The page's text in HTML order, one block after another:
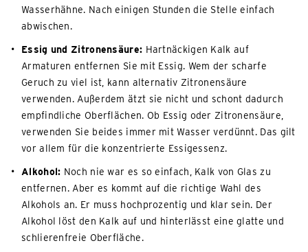
Wasserhähne. Nach einigen Stunden die Stelle einfach
abwischen.
Essig und Zitronensäure: Hartnäckigen Kalk auf
Armaturen entfernen Sie mit Essig. Wem der scharfe
Geruch zu viel ist, kann alternativ Zitronensäure
verwenden. Außerdem ätzt sie nicht und schont dadurch
empfindliche Oberflächen. Ob Essig oder Zitronensäure,
verwenden Sie beides immer mit Wasser verdünnt. Das gilt
vor allem für die konzentrierte Essigessenz.
Alkohol: Noch nie war es so einfach, Kalk von Glas zu
entfernen. Aber es kommt auf die richtige Wahl des
Alkohols an. Er muss hochprozentig und klar sein. Der
Alkohol löst den Kalk auf und hinterlässt eine glatte und
schlierenfreie Oberfläche.